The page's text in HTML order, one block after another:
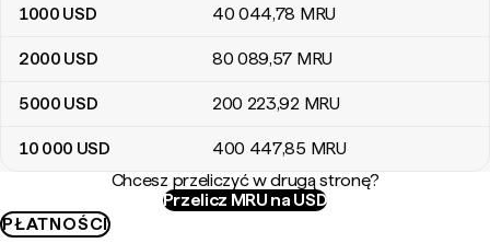
1000 USD 40 044,78 MRU
2000 USD 80 089,57 MRU
5000 USD 200 223,92 MRU
10 000 USD 400 447,85 MRU
Chcesz przeliczyć w drugą stronę?
Przelicz MRU na USD
PŁATNOŚCI